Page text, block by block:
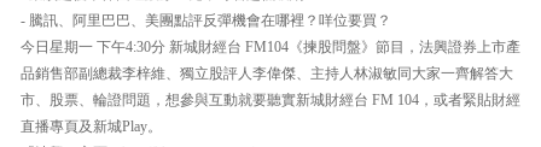
- 騰訊、阿里巴巴、美團點評反彈機會在哪裡？咩位要買？
今日星期一 下午4:30分 新城財經台 FM104《揀股問盤》節目，法興證券上市產
品銷售部副總裁李梓維、獨立股評人李偉傑、主持人林淑敏同大家一齊解答大
市、股票、輪證問題，想參與互動就要聽實新城財經台 FM 104，或者緊貼財經
直播專頁及新城Play。